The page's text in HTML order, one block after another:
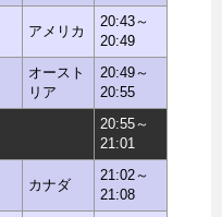
アメリカ
20:43～
20:49
オースト
リア
20:49～
20:55
20:55～
21:01
カナダ
21:02～
21:08